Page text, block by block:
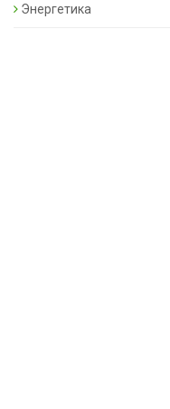
Энергетика